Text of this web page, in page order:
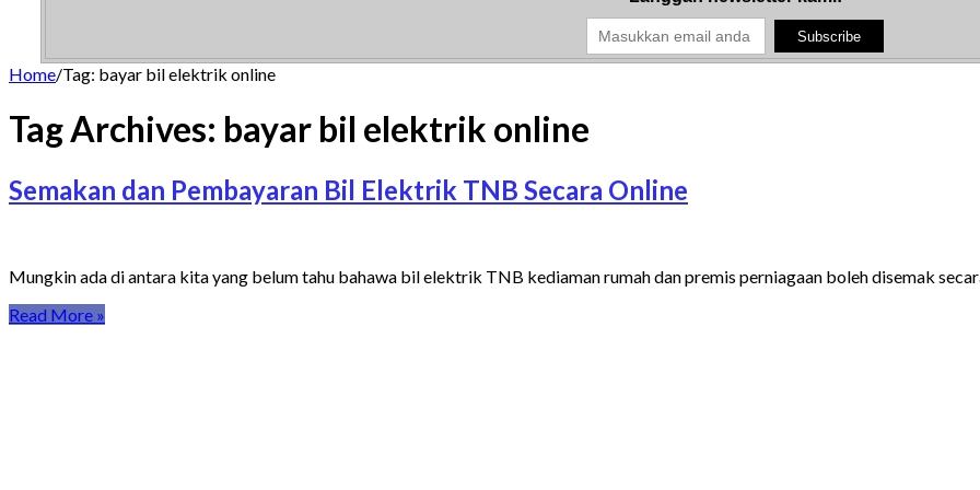
Home/Tag: bayar bil elektrik online
Tag Archives: bayar bil elektrik online
Semakan dan Pembayaran Bil Elektrik TNB Secara Online
Mungkin ada di antara kita yang belum tahu bahawa bil elektrik TNB kediaman rumah dan premis perniagaan boleh disemak
Read More »